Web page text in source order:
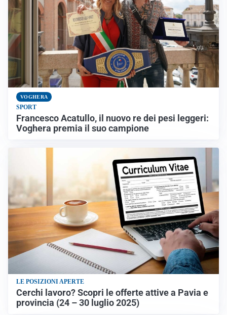
VOGHERA
SPORT
Francesco Acatullo, il nuovo re dei pesi leggeri:
Voghera premia il suo campione
LE POSIZIONI APERTE
Cerchi lavoro? Scopri le offerte attive a Pavia e
provincia (24 – 30 luglio 2025)